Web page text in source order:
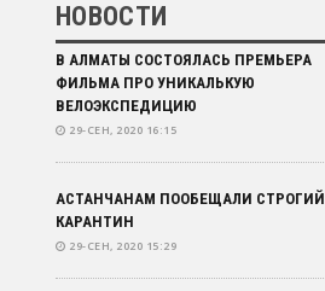
НОВОСТИ
В АЛМАТЫ СОСТОЯЛАСЬ ПРЕМЬЕРА
ФИЛЬМА ПРО УНИКАЛЬКУЮ
ВЕЛОЭКСПЕДИЦИЮ
29-СЕН, 2020 16:15
АСТАНЧАНАМ ПООБЕЩАЛИ СТРОГИЙ
КАРАНТИН
29-СЕН, 2020 15:29